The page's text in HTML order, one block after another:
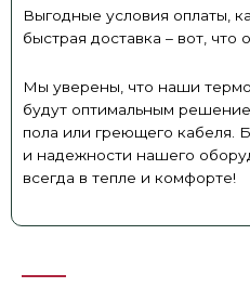
Выгодные условия оплаты,
быстрая доставка – вот, что
Мы уверены, что наши
будут оптимальным
пола или греющего кабеля.
и надежности нашего
всегда в тепле и комфорте!